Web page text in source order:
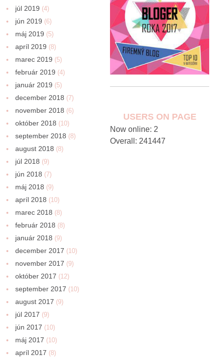
júl 2019 (4)
jún 2019 (6)
máj 2019 (5)
apríl 2019 (8)
marec 2019 (5)
február 2019 (4)
január 2019 (5)
december 2018 (7)
november 2018 (6)
október 2018 (10)
september 2018 (8)
august 2018 (8)
júl 2018 (9)
jún 2018 (7)
máj 2018 (9)
apríl 2018 (10)
marec 2018 (8)
február 2018 (8)
január 2018 (9)
december 2017 (10)
november 2017 (9)
október 2017 (12)
september 2017 (10)
august 2017 (9)
júl 2017 (9)
jún 2017 (10)
máj 2017 (10)
apríl 2017 (8)
USERS ON PAGE
Now online: 2
Overall: 241447